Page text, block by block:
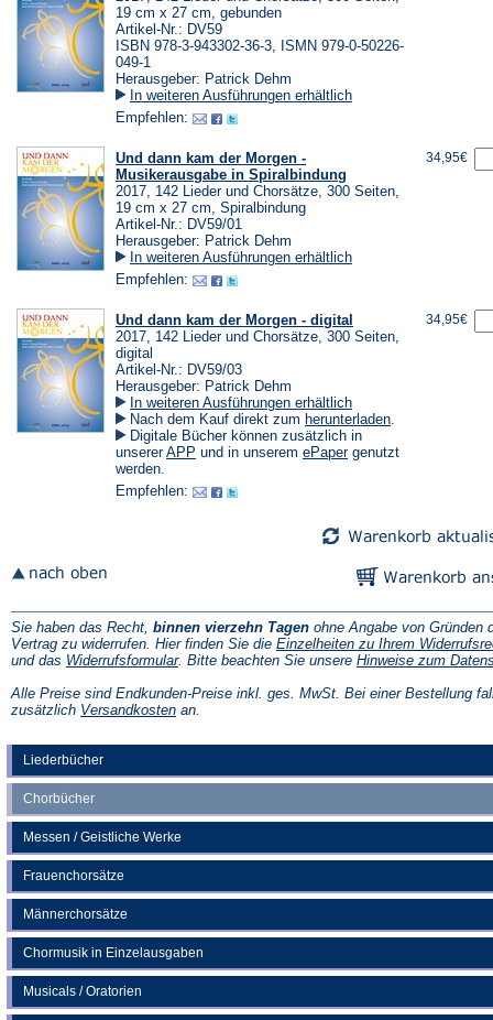
Liederbücher
Chorbücher
Messen / Geistliche Werke
Frauenchorsätze
Männerchorsätze
Chormusik in Einzelausgaben
Musicals / Oratorien
19 cm x 27 cm, gebunden
Artikel-Nr.: DV59
ISBN 978-3-943302-36-3, ISMN 979-0-50226-
049-1
Herausgeber: Patrick Dehm
In weiteren Ausführungen erhältlich
Empfehlen:
Und dann kam der Morgen -
Musikerausgabe in Spiralbindung
2017, 142 Lieder und Chorsätze, 300 Seiten,
19 cm x 27 cm, Spiralbindung
Artikel-Nr.: DV59/01
Herausgeber: Patrick Dehm
In weiteren Ausführungen erhältlich
Empfehlen:
34,95€
Und dann kam der Morgen - digital
2017, 142 Lieder und Chorsätze, 300 Seiten,
digital
Artikel-Nr.: DV59/03
Herausgeber: Patrick Dehm
In weiteren Ausführungen erhältlich
Nach dem Kauf direkt zum herunterladen(Öffnet
einem
.
Digitale Bücher können zusätzlich in
unsererAPP (Öffnet
neuen
und in unserem ePaper(Öffnet
genutzt
werden.
Empfehlen:
34,95€
Sie haben das Recht, binnen vierzehn Tagen ohne Angabe von Gründen
Vertrag zu widerrufen. Hier finden Sie die Einzelheiten zu Ihrem
und das Widerrufsformular(Öffnet
einem
neuen
. Bitte beachten Sie unsere Hinweise zum
Alle Preise sind Endkunden-Preise inkl. ges. MwSt. Bei einer Bestellung
zusätzlich Versandkosten(Öffnet
an.